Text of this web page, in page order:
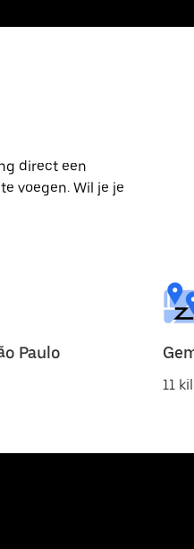
direct een
voegen. Wil je je
Paulo
11